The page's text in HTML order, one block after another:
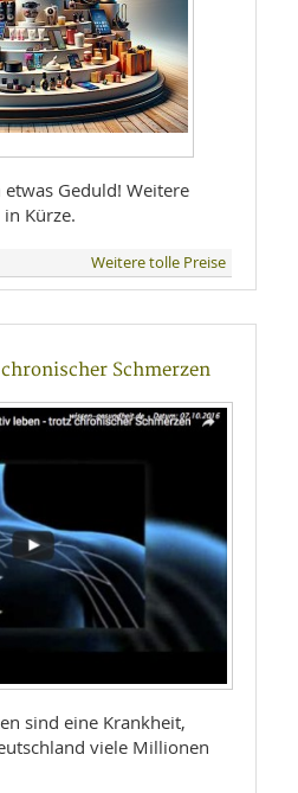
Geduld! Weitere
Kürze.
Weitere tolle Preise
Schmerzen
sind eine Krankheit,
viele Millionen